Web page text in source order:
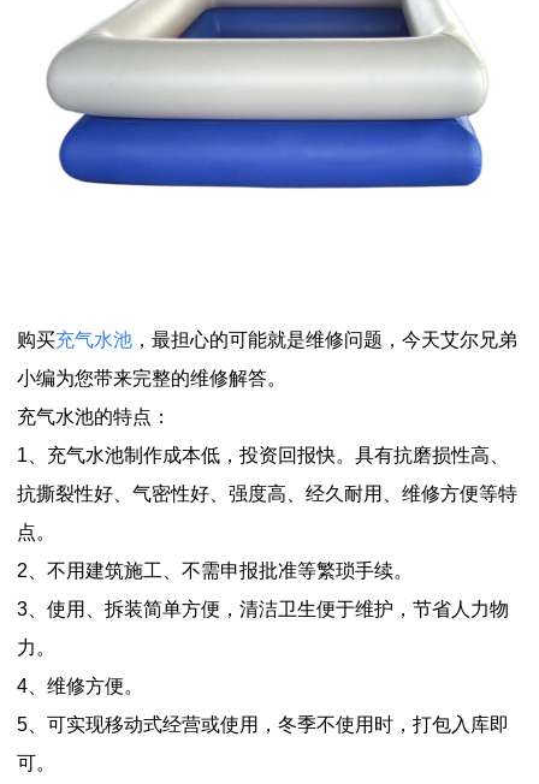
购买充气水池 ，最担心的可能就是维修问题，今天艾尔兄弟
小编为您带来完整的维修解答。
充气水池的特点：
1、充气水池制作成本低，投资回报快。具有抗磨损性高、
抗撕裂性好、气密性好、强度高、经久耐用、维修方便等特
点。
2、不用建筑施工、不需申报批准等繁琐手续。
3、使用、拆装简单方便，清洁卫生便于维护，节省人力物
力。
4、维修方便。
5、可实现移动式经营或使用，冬季不使用时，打包入库即
可。